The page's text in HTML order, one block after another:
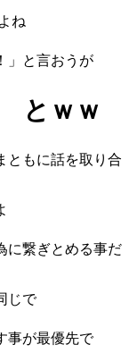
ね
」と言おうが
とｗｗ
ともに話を取り合
に繋ぎとめる事だ
じで
事が最優先で